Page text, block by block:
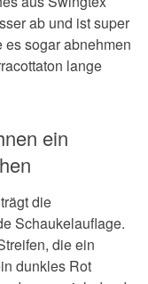
ab und ist super
sogar abnehmen
lange
ein
die
Schaukelauflage.
die ein
dunkles Rot